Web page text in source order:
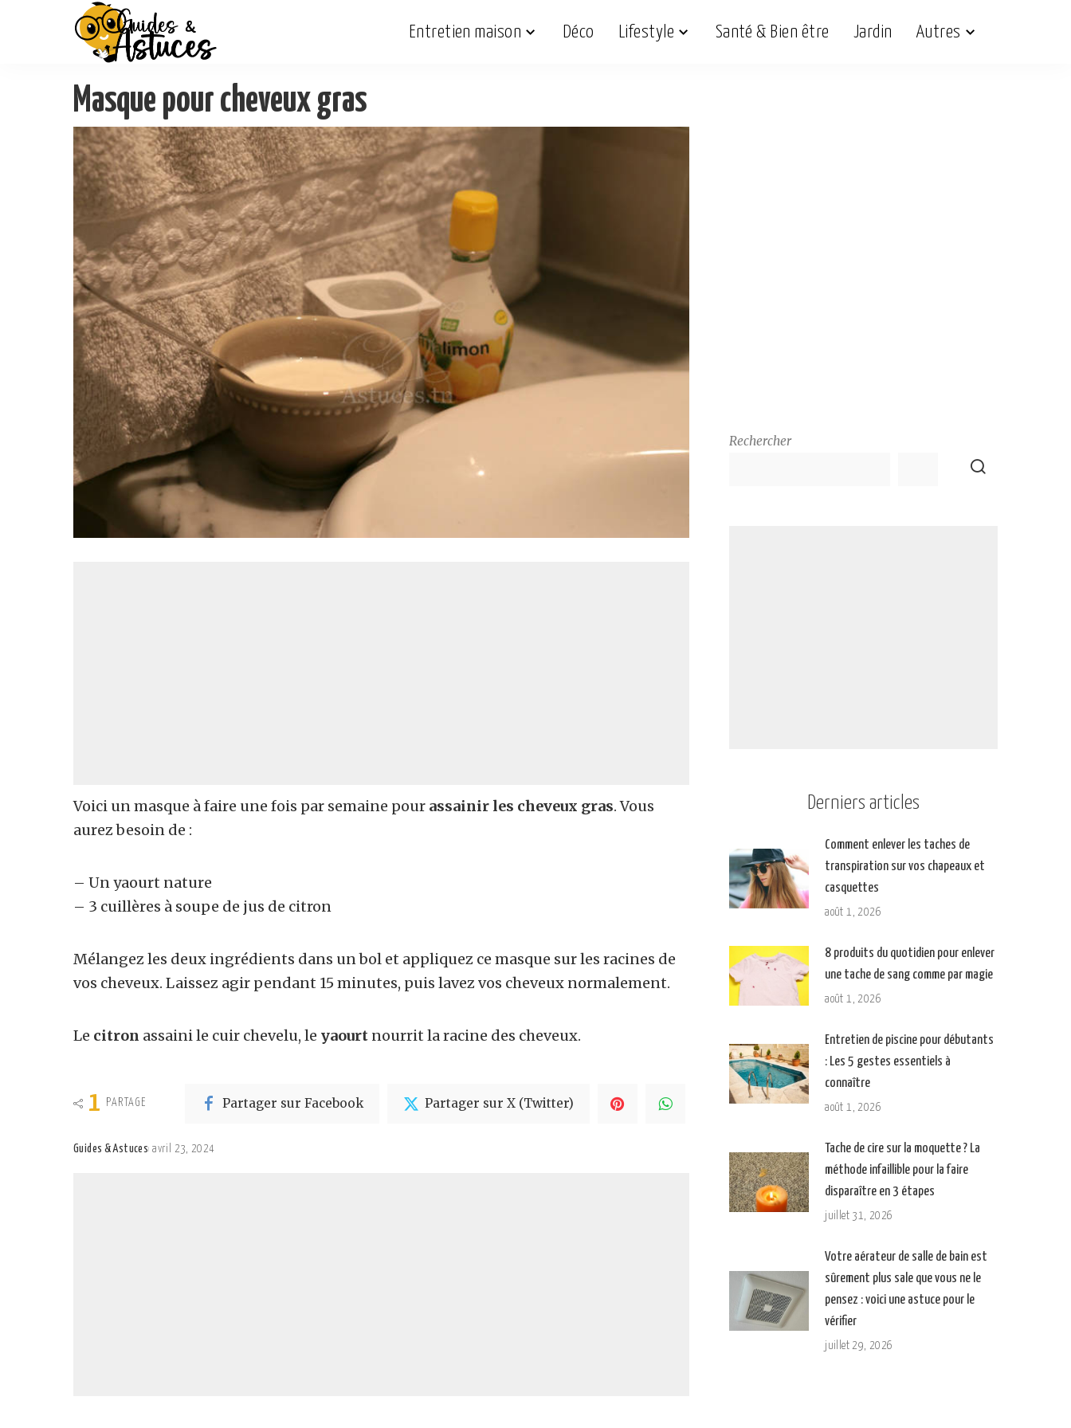
Entretien maison Déco Lifestyle Santé & Bien être Jardin Autres
Masque pour cheveux gras
Voici un masque à faire une fois par semaine pour assainir les cheveux gras. Vous
aurez besoin de :
– Un yaourt nature
– 3 cuillères à soupe de jus de citron
Mélangez les deux ingrédients dans un bol et appliquez ce masque sur les racines de
vos cheveux. Laissez agir pendant 15 minutes, puis lavez vos cheveux normalement.
Le citron assaini le cuir chevelu, le yaourt nourrit la racine des cheveux.
1 PARTAGE Partager sur Facebook Partager sur X (Twitter)
Guides & Astuces avril 23, 2024
Rechercher
Derniers articles
Comment enlever les taches de
transpiration sur vos chapeaux et
casquettes
août 1, 2026
8 produits du quotidien pour enlever
une tache de sang comme par magie
août 1, 2026
Entretien de piscine pour débutants
: Les 5 gestes essentiels à
connaître
août 1, 2026
Tache de cire sur la moquette ? La
méthode infaillible pour la faire
disparaître en 3 étapes
juillet 31, 2026
Votre aérateur de salle de bain est
sûrement plus sale que vous ne le
pensez : voici une astuce pour le
vérifier
juillet 29, 2026